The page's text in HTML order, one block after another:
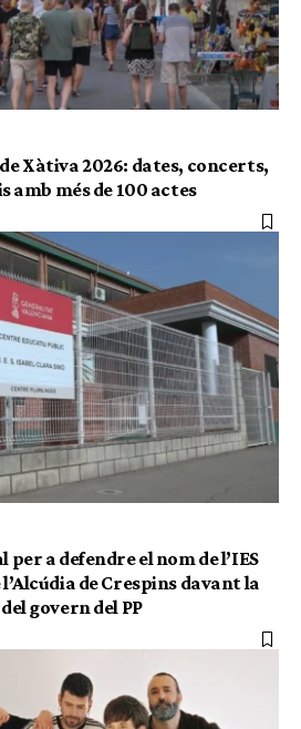
Xàtiva 2026: dates, concerts,
amb més de 100 actes
a defendre el nom de l’IES
de Crespins davant la
govern del PP